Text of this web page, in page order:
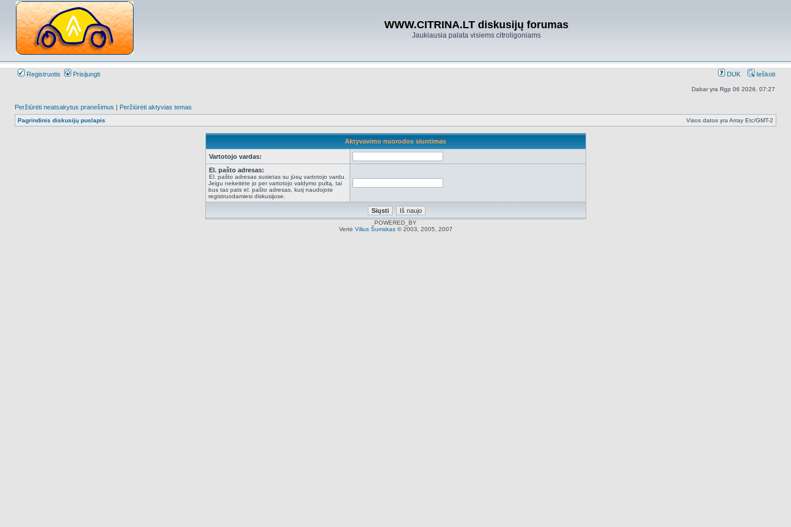
WWW.CITRINA.LT diskusijų forumas
Jaukiausia palata visiems citroligoniams
Registruotis Prisijungti DUK Ieškoti
Dabar yra Rgp 06 2026, 07:27
Peržiūrėti neatsakytus pranešimus | Peržiūrėti aktyvias temas
Pagrindinis diskusijų puslapis Visos datos yra Array Etc/GMT-2
Aktyvavimo nuorodos siuntimas
Vartotojo vardas:
El. pašto adresas:
El. pašto adresas susietas su jūsų vartotojo vardu.
Jeigu nekeitėte jo per vartotojo valdymo pultą, tai
bus tas pats el. pašto adresas, kurį naudojote
registruodamiesi diskusijose.
POWERED_BY
Vertė Vilius Šumskas© 2003, 2005, 2007